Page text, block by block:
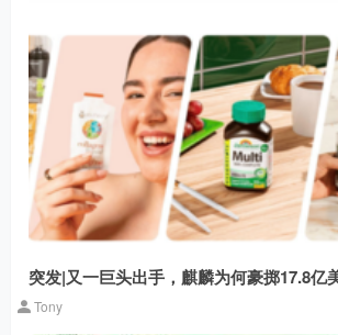
突发|又一巨头出手，麒麟为何豪掷17.8亿
Tony